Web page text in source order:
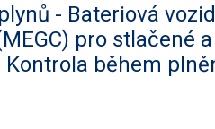
- Bateriová
pro stlačené
během